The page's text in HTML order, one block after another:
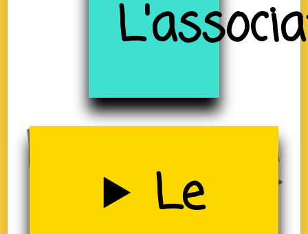
à
Uzerche
Le